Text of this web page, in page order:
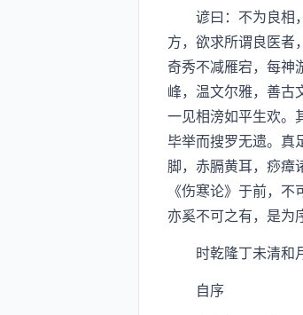
谚曰：不为良相，
方，欲求所谓良医者
奇秀不减雁宕，每神
峰，温文尔雅，善古
一见相滂如平生欢。
毕举而搜罗无遗。真
脚，赤膈黄耳，痧瘴
《伤寒论》于前，
亦奚不可之有，是为
时乾隆丁未清和
自序